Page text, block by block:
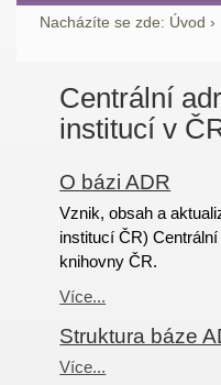
Nacházíte se zde: Úvod ›
Centrální
institucí v
O bázi ADR
Vznik, obsah a
institucí ČR)
knihovny ČR.
Více...
Struktura báze
Více...